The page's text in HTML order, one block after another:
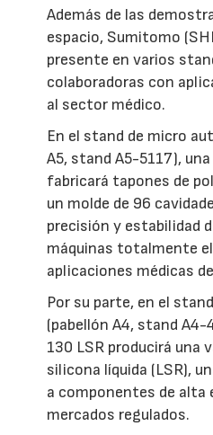
Además de las
espacio, Sumitomo
presente en varios
colaboradoras con
al sector médico.
En el stand de micro
A5, stand A5-5117),
fabricará tapones de
un molde de 96
precisión y estabilidad
máquinas totalmente
aplicaciones médicas
Por su parte, en el
(pabellón A4, stand
130 LSR producirá una
silicona líquida (LSR),
a componentes de alta
mercados regulados.